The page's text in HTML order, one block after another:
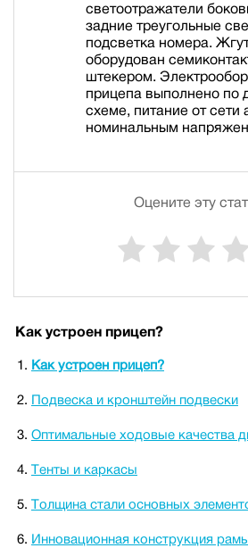
светоотражатели
задние треугольные
подсветка номера.
оборудован
штекером.
прицепа выполнено по
схеме, питание от сети
номинальным
Оцените эту
Как устроен прицеп?
Как устроен прицеп?
Подвеска и кронштейн подвески
Оптимальные ходовые качества
Тенты и каркасы
Толщина стали основных
Инновационная конструкция